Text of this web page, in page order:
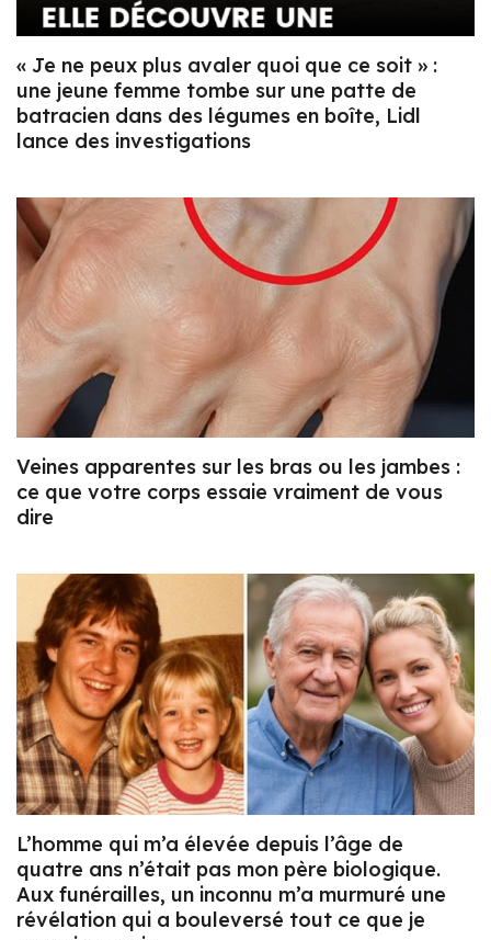
« Je ne peux plus avaler quoi que ce soit » :
une jeune femme tombe sur une patte de
batracien dans des légumes en boîte, Lidl
lance des investigations
Veines apparentes sur les bras ou les jambes :
ce que votre corps essaie vraiment de vous
dire
L’homme qui m’a élevée depuis l’âge de
quatre ans n’était pas mon père biologique.
Aux funérailles, un inconnu m’a murmuré une
révélation qui a bouleversé tout ce que je